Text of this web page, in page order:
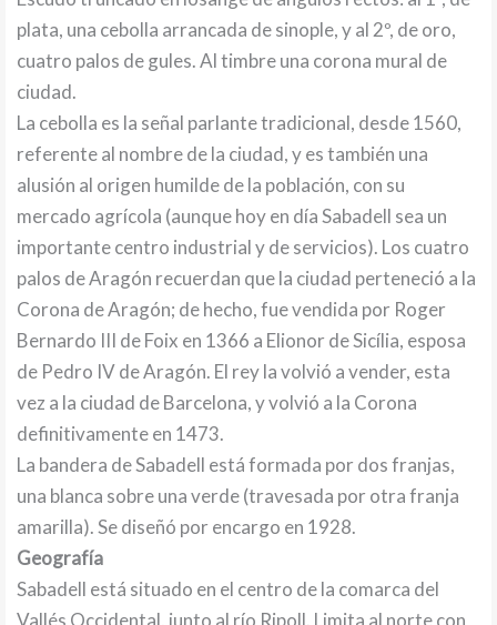
plata, una cebolla arrancada de sinople, y al 2º, de oro,
cuatro palos de gules. Al timbre una corona mural de
ciudad.
La cebolla es la señal parlante tradicional, desde 1560,
referente al nombre de la ciudad, y es también una
alusión al origen humilde de la población, con su
mercado agrícola (aunque hoy en día Sabadell sea un
importante centro industrial y de servicios). Los cuatro
palos de Aragón recuerdan que la ciudad perteneció a la
Corona de Aragón; de hecho, fue vendida por Roger
Bernardo III de Foix en 1366 a Elionor de Sicília, esposa
de Pedro IV de Aragón. El rey la volvió a vender, esta
vez a la ciudad de Barcelona, y volvió a la Corona
definitivamente en 1473.
La bandera de Sabadell está formada por dos franjas,
una blanca sobre una verde (travesada por otra franja
amarilla). Se diseñó por encargo en 1928.
Geografía
Sabadell está situado en el centro de la comarca del
Vallés Occidental, junto al río Ripoll. Limita al norte con